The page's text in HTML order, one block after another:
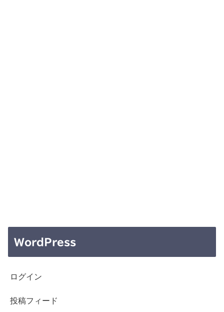
WordPress
ログイン
投稿フィード